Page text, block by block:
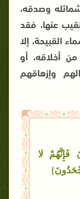
وصدقه،
عنها، فقد
القبيحة، إلا
أخلاقه، أو
وإزهاقهم
فَإِنَّهُمْ لا